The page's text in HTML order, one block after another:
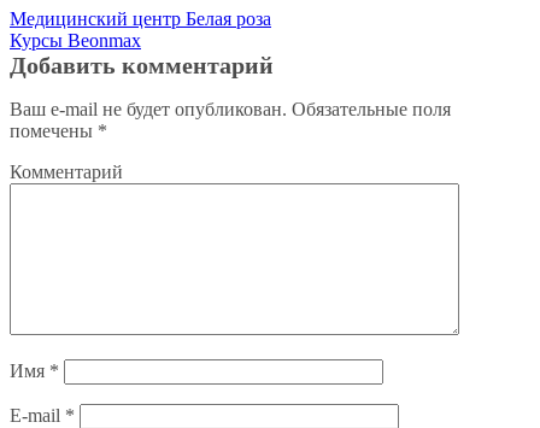
Медицинский центр Белая роза
Курсы Beonmax
Добавить комментарий
Ваш e-mail не будет опубликован. Обязательные поля
помечены *
Комментарий
Имя *
E-mail *